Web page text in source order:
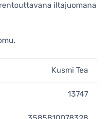
iltajuomana
Kusmi Tea
13747